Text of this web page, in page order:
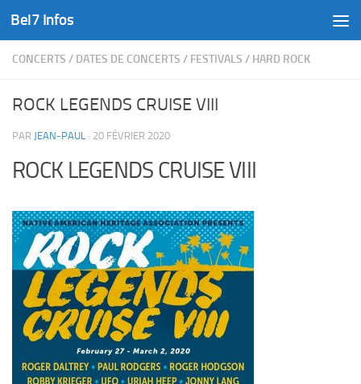
Skip to content
Bel7 Infos
CONCERTS / DATES DE CONCERTS / FESTIVALS / HARD ROCK
ROCK LEGENDS CRUISE VIII
PAR JEAN-PAUL · 20 FÉVRIER 2020
ROCK LEGENDS CRUISE VIII